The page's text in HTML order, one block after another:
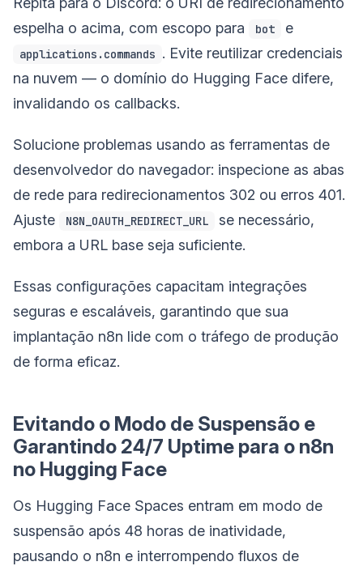
espelha o acima, com escopo para
bot e
applications.commands . Evite reutilizar credenciais
na nuvem — o domínio do Hugging Face difere,
invalidando os callbacks.
Solucione problemas usando as ferramentas de
desenvolvedor do navegador: inspecione as abas
de rede para redirecionamentos 302 ou erros 401.
Ajuste
N8N_OAUTH_REDIRECT_URL
se necessário,
embora a URL base seja suficiente.
Essas configurações capacitam integrações
seguras e escaláveis, garantindo que sua
implantação n8n lide com o tráfego de produção
de forma eficaz.
Evitando o Modo de Suspensão e
Garantindo 24/7 Uptime para o n8n
no Hugging Face
Os Hugging Face Spaces entram em modo de
suspensão após 48 horas de inatividade,
pausando o n8n e interrompendo fluxos de